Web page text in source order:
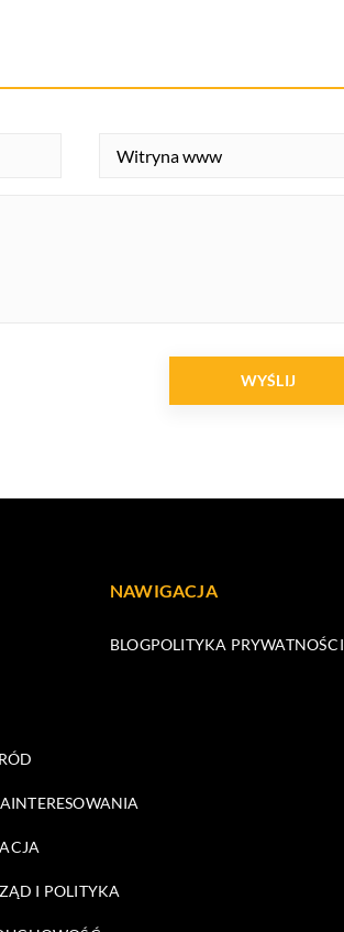
NAWIGACJA
BLOGPOLITYKA PRYWATNOŚCI
I POLITYKA